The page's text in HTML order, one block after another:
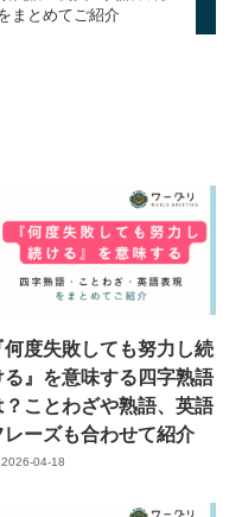
まとめてご紹介
何度失敗しても努力し続
る』を意味する四字熟語
？ことわざや熟語、英語
レーズも合わせて紹介
2026-04-18